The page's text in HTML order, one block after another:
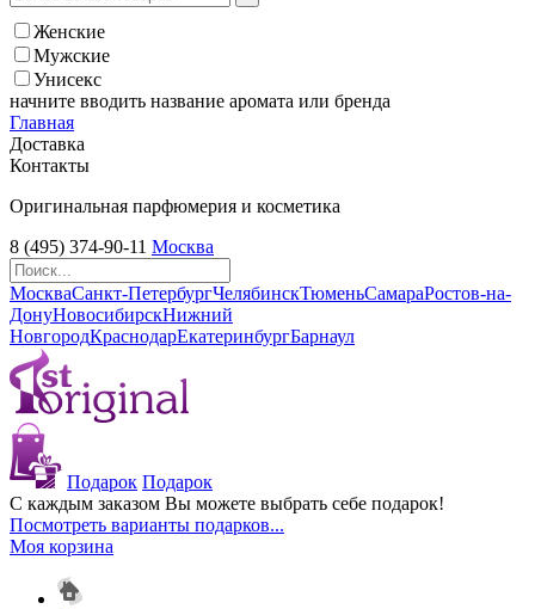
Женские
Мужские
Унисекс
начните вводить название аромата или бренда
Главная
Доставка
Контакты
Оригинальная парфюмерия и косметика
8 (495) 374-90-11 Москва
МоскваСанкт-ПетербургЧелябинскТюменьСамараРостов-на-
ДонуНовосибирскНижний
НовгородКраснодарЕкатеринбургБарнаул
Подарок Подарок
С каждым заказом Вы можете выбрать себе подарок!
Посмотреть варианты подарков...
Моя корзина